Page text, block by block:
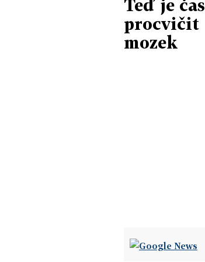
Teď je čas
procvičit
mozek